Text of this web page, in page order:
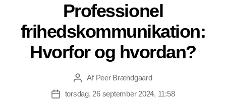
Professionel
frihedskommunikation:
Hvorfor og hvordan?
Indlægsforfatter
Af Peer Brændgaard
Indlægsdato
torsdag, 26 september 2024, 11:58